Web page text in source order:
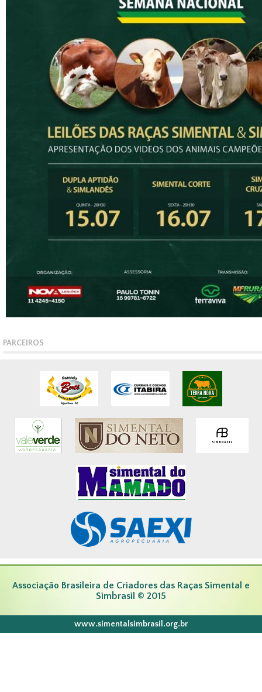
PARCEIROS
Associação Brasileira de Criadores das Raças Simental e
Simbrasil © 2015
www.simentalsimbrasil.org.br